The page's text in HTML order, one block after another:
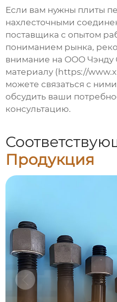
Если вам нужны плиты
нахлесточными
поставщика с опытом
пониманием рынка,
внимание на ООО Чэнду
материалу (https://
можете связаться с
обсудить ваши
консультацию.
Продукция